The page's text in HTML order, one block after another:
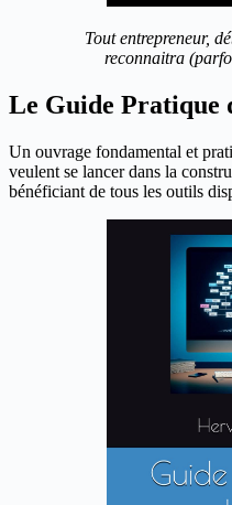
Tout entrepreneur,
reconnaitra
Le Guide Pratique
Un ouvrage fondamental et
veulent se lancer dans la
bénéficiant de tous les outils